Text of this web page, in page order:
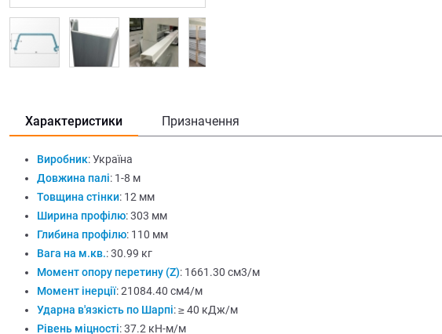
Характеристики Призначення
Виробник:Україна
Довжина палі: 1-8 м
Товщина стінки: 12 мм
Ширина профілю:303 мм
Глибина профілю: 110 мм
Вага на м.кв.:30.99 кг
Момент опору перетину (Z): 1661.30 см3/м
Момент інерції:21084.40 см4/м
Ударна в'язкість по Шарпі:≥ 40 кДж/м
Рівень міцності:37.2 кН-м/м